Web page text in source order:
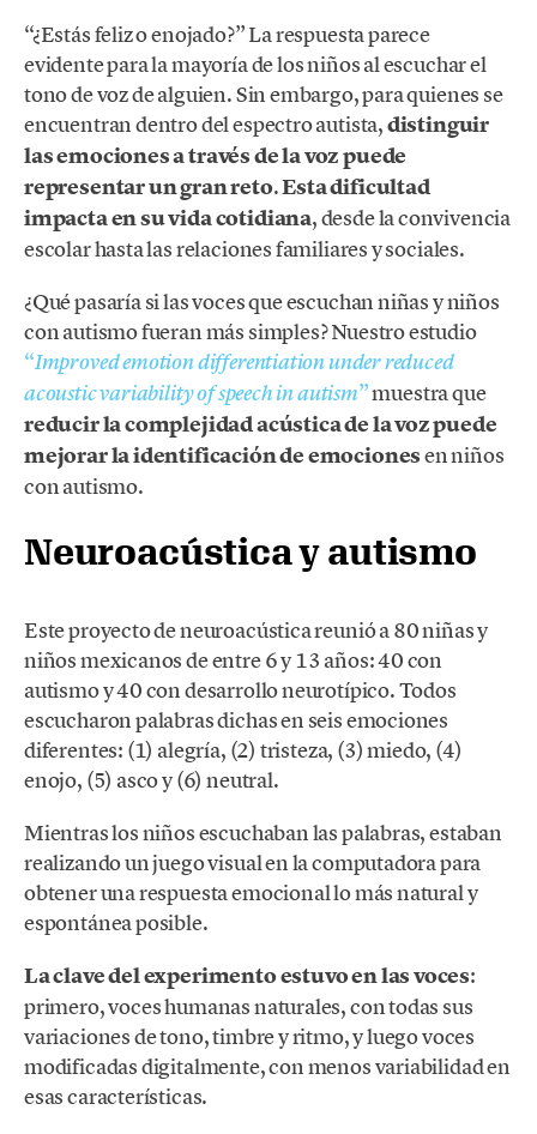
“¿Estás feliz o enojado?” La respuesta parece
evidente para la mayoría de los niños al escuchar el
tono de voz de alguien. Sin embargo, para quienes se
encuentran dentro del espectro autista,distinguir
las emociones a través de la voz puede
representar un gran reto.Esta dificultad
impacta en su vida cotidiana, desde la convivencia
escolar hasta las relaciones familiares y sociales.
¿Qué pasaría si las voces que escuchan niñas y niños
con autismo fueran más simples? Nuestro estudio
“Improved emotion differentiation under reduced
acoustic variability of speech in autism”muestra que
reducir la complejidad acústica de la voz puede
mejorar la identificación de emocionesen niños
con autismo.
Neuroacústica y autismo
Este proyecto de neuroacústica reunió a 80 niñas y
niños mexicanos de entre 6 y 13 años: 40 con
autismo y 40 con desarrollo neurotípico. Todos
escucharon palabras dichas en seis emociones
diferentes: (1) alegría, (2) tristeza, (3) miedo, (4)
enojo, (5) asco y (6) neutral.
Mientras los niños escuchaban las palabras, estaban
realizando un juego visual en la computadora para
obtener una respuesta emocional lo más natural y
espontánea posible.
La clave del experimento estuvo en las voces:
primero, voces humanas naturales, con todas sus
variaciones de tono, timbre y ritmo, y luego voces
modificadas digitalmente, con menos variabilidad en
esas características.